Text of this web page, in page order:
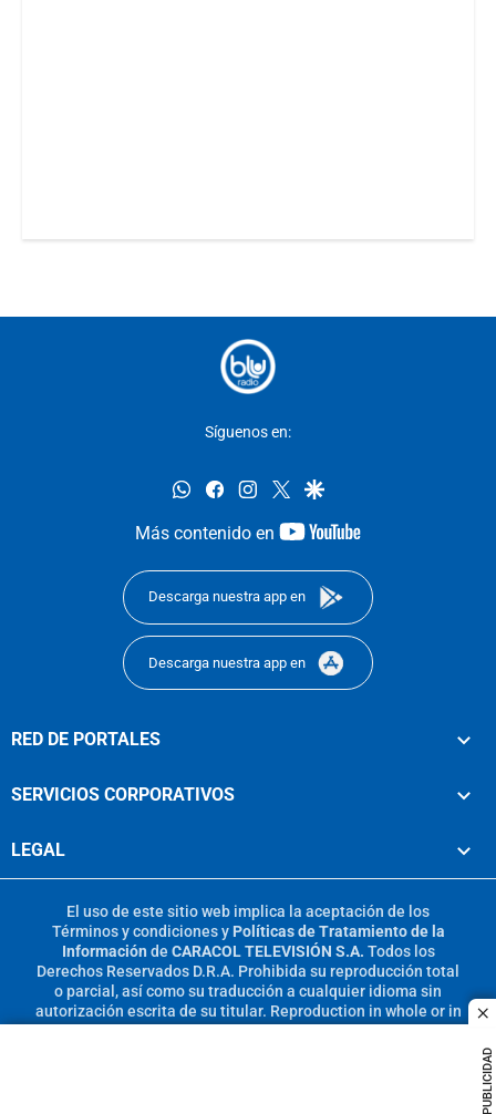
PUBLICIDAD
Síguenos en:
whatsappfacebookinstagram
twittergoogle
Más contenido en
youtube-
Descarga nuestra app en
Descarga nuestra app en
RED DE PORTALES
SERVICIOS CORPORATIVOS
LEGAL
El uso de este sitio web implica la aceptación de los
Términos y condicionesy Políticas de Tratamiento de la
Información de CARACOL TELEVISIÓN S.A. Todos los
Derechos Reservados D.R.A. Prohibida su reproducción total
o parcial, así como su traducción a cualquier idioma sin
autorización escrita de su titular. Reproduction in whole or in